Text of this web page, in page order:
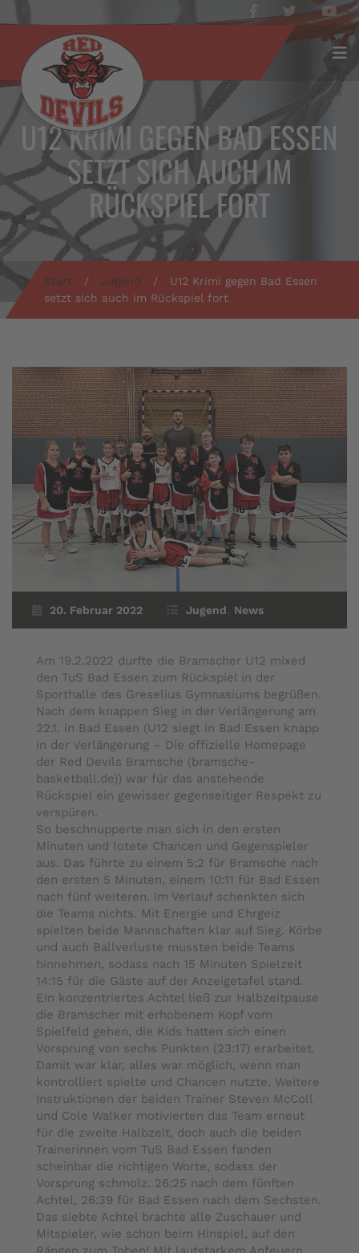
U12 KRIMI GEGEN BAD ESSEN
SETZT SICH AUCH IM
RÜCKSPIEL FORT
Start / Jugend /
U12 Krimi gegen Bad Essen
setzt sich auch im Rückspiel fort
20. Februar 2022 Jugend News
Am 19.2.2022 durfte die Bramscher U12 mixed
den TuS Bad Essen zum Rückspiel in der
Sporthalle des Greselius Gymnasiums begrüßen.
Nach dem knappen Sieg in der Verlängerung am
22.1. in Bad Essen (U12 siegt in Bad Essen knapp
in der Verlängerung – Die offizielle Homepage
der Red Devils Bramsche (bramsche-
basketball.de)) war für das anstehende
Rückspiel ein gewisser gegenseitiger Respekt zu
verspüren.
So beschnupperte man sich in den ersten
Minuten und lotete Chancen und Gegenspieler
aus. Das führte zu einem 5:2 für Bramsche nach
den ersten 5 Minuten, einem 10:11 für Bad Essen
nach fünf weiteren. Im Verlauf schenkten sich
die Teams nichts. Mit Energie und Ehrgeiz
spielten beide Mannschaften klar auf Sieg. Körbe
und auch Ballverluste mussten beide Teams
hinnehmen, sodass nach 15 Minuten Spielzeit
14:15 für die Gäste auf der Anzeigetafel stand.
Ein konzentriertes Achtel ließ zur Halbzeitpause
die Bramscher mit erhobenem Kopf vom
Spielfeld gehen, die Kids hatten sich einen
Vorsprung von sechs Punkten (23:17) erarbeitet.
Damit war klar, alles war möglich, wenn man
kontrolliert spielte und Chancen nutzte. Weitere
Instruktionen der beiden Trainer Steven McColl
und Cole Walker motivierten das Team erneut
für die zweite Halbzeit, doch auch die beiden
Trainerinnen vom TuS Bad Essen fanden
scheinbar die richtigen Worte, sodass der
Vorsprung schmolz. 26:25 nach dem fünften
Achtel, 26:39 für Bad Essen nach dem Sechsten.
Das siebte Achtel brachte alle Zuschauer und
Mitspieler, wie schon beim Hinspiel, auf den